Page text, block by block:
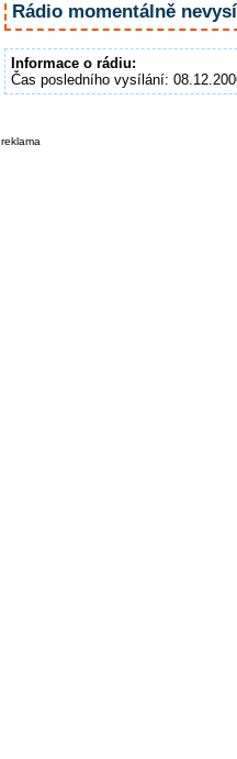
Rádio momentálně
Informace o rádiu:
Čas posledního vysílání:
reklama